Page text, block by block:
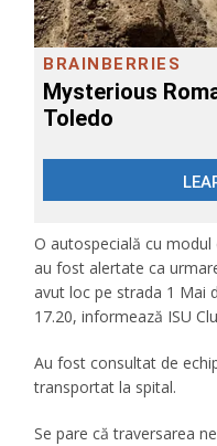
O autospecială cu modul
au fost alertate ca
avut loc pe strada 1 Mai
17.20, informează ISU
Au fost consultat de
transportat la spital.
Se pare că traversarea